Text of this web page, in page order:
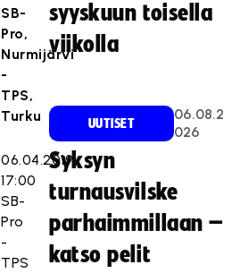
SB-
Pro,
Nurmijärvi
-
TPS,
Turku
06.04.2019
17:00
SB-
Pro
-
TPS
syyskuun toisella
viikolla
UUTISET
06.08.2
026
Syksyn
turnausvilske
parhaimmillaan –
katso pelit